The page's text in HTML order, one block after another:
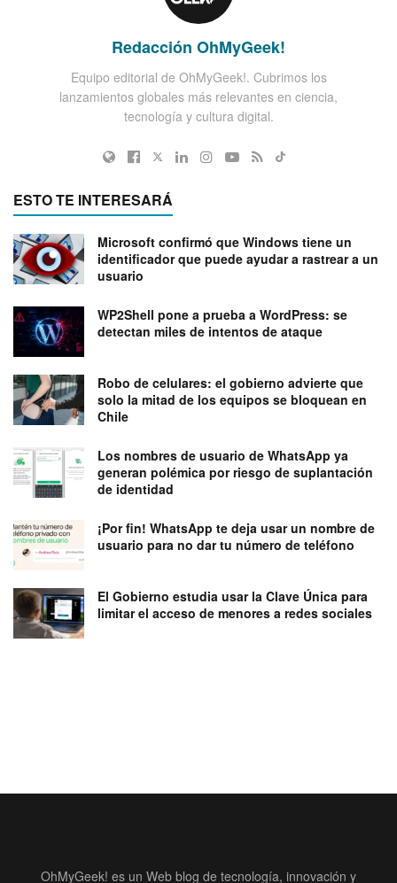
Redacción OhMyGeek!
Equipo editorial de OhMyGeek!. Cubrimos los
lanzamientos globales más relevantes en ciencia,
tecnología y cultura digital.
ESTO TE INTERESARÁ
Microsoft confirmó que Windows tiene un
identificador que puede ayudar a rastrear a un
usuario
WP2Shell pone a prueba a WordPress: se
detectan miles de intentos de ataque
Robo de celulares: el gobierno advierte que
solo la mitad de los equipos se bloquean en
Chile
Los nombres de usuario de WhatsApp ya
generan polémica por riesgo de suplantación
de identidad
¡Por fin! WhatsApp te deja usar un nombre de
usuario para no dar tu número de teléfono
El Gobierno estudia usar la Clave Única para
limitar el acceso de menores a redes sociales
OhMyGeek! es un Web blog de tecnología, innovación y